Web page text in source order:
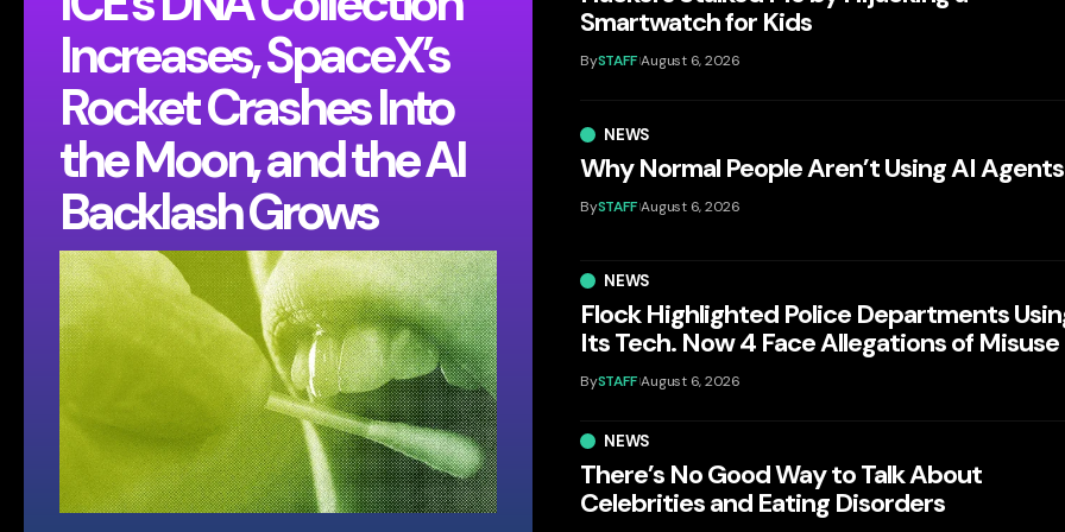
Increases, SpaceX’s
Rocket Crashes Into
the Moon, and the AI
Backlash Grows
Smartwatch for Kids
BySTAFF August 6, 2026
NEWS
Why Normal People Aren’t Using AI Agents
BySTAFF August 6, 2026
NEWS
Flock Highlighted Police Departments
Its Tech. Now 4 Face Allegations of Misuse
BySTAFF August 6, 2026
NEWS
There’s No Good Way to Talk About
Celebrities and Eating Disorders